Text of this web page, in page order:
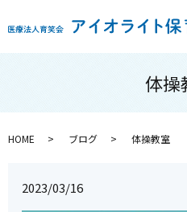
体操
HOME ブログ 体操教室
2023/03/16